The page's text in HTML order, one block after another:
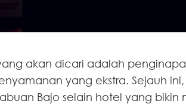
akan dicari adalah
yang ekstra. Sejauh
Bajo selain hotel yang bikin